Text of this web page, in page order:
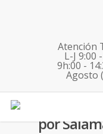
Atención
L-J 9:00
9h:00 -
Agosto
25 04
en Guijo
por